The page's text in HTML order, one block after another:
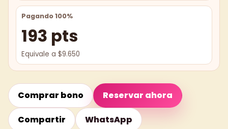
Pagando 100%
193 pts
Equivale a $9.650
Comprar bono Reservar ahora
Compartir WhatsApp